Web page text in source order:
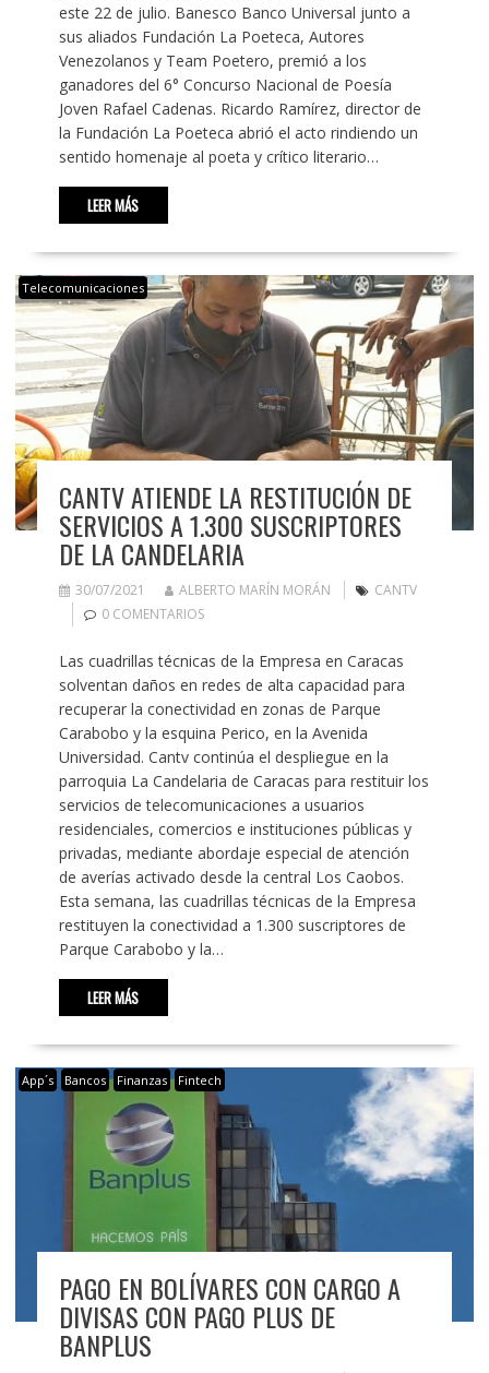
este 22 de julio. Banesco Banco Universal junto a
sus aliados Fundación La Poeteca, Autores
Venezolanos y Team Poetero, premió a los
ganadores del 6° Concurso Nacional de Poesía
Joven Rafael Cadenas. Ricardo Ramírez, director de
la Fundación La Poeteca abrió el acto rindiendo un
sentido homenaje al poeta y crítico literario…
LEER MÁS
Telecomunicaciones
CANTV ATIENDE LA RESTITUCIÓN DE
SERVICIOS A 1.300 SUSCRIPTORES
DE LA CANDELARIA
30/07/2021 ALBERTO MARÍN MORÁN
CANTV
0 COMENTARIOS
Las cuadrillas técnicas de la Empresa en Caracas
solventan daños en redes de alta capacidad para
recuperar la conectividad en zonas de Parque
Carabobo y la esquina Perico, en la Avenida
Universidad. Cantv continúa el despliegue en la
parroquia La Candelaria de Caracas para restituir los
servicios de telecomunicaciones a usuarios
residenciales, comercios e instituciones públicas y
privadas, mediante abordaje especial de atención
de averías activado desde la central Los Caobos.
Esta semana, las cuadrillas técnicas de la Empresa
restituyen la conectividad a 1.300 suscriptores de
Parque Carabobo y la…
LEER MÁS
App´s Bancos Finanzas Fintech
PAGO EN BOLÍVARES CON CARGO A
DIVISAS CON PAGO PLUS DE
BANPLUS